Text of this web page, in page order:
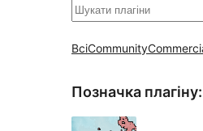
Пошук
ВсіCommunity
Позначка плагіну: